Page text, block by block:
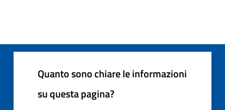
Quanto sono chiare le informazioni
su questa pagina?